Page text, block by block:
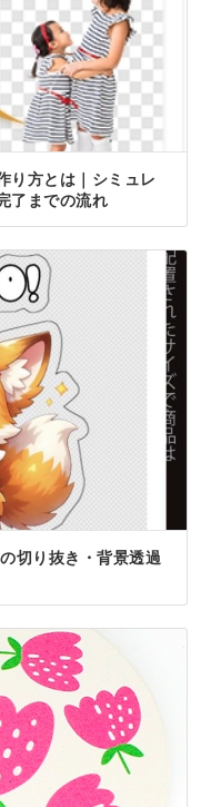
り方とは｜シミュレ
了までの流れ
切り抜き・背景透過